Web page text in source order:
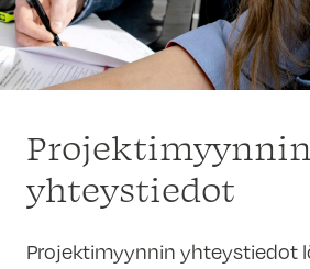
Projektimyynnin
yhteystiedot
Projektimyynnin yhteystiedot